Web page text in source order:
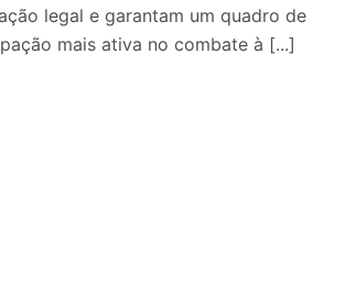
legal e garantam um quadro de
mais ativa no combate à [...]